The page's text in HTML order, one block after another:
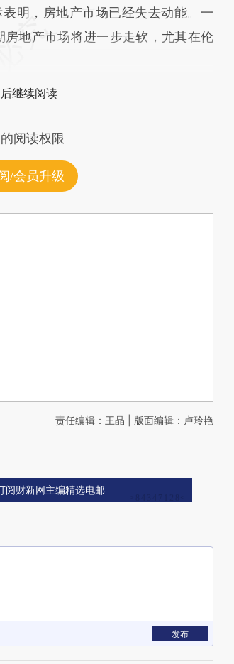
明，房地产市场已经失去动能。一
地产市场将进一步走软，尤其在伦
继续阅读
阅读权限
/会员升级
责任编辑：王晶 | 版面编辑：卢玲艳
阅财新网主编精选电邮
发布